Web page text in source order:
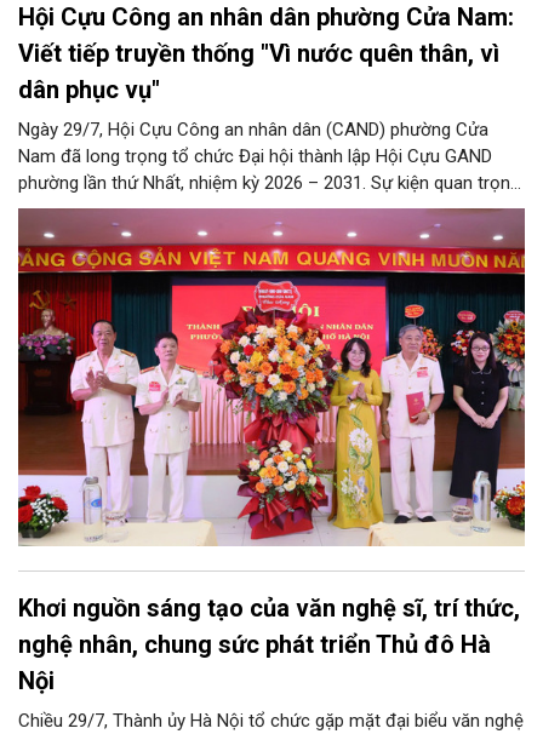
Hội Cựu Công an nhân dân phường Cửa Nam:
Viết tiếp truyền thống "Vì nước quên thân, vì
dân phục vụ"
Ngày 29/7, Hội Cựu Công an nhân dân (CAND) phường Cửa
Nam đã long trọng tổ chức Đại hội thành lập Hội Cựu GAND
phường lần thứ Nhất, nhiệm kỳ 2026 – 2031. Sự kiện quan trọng
này đánh dấu mốc kiện toàn tổ chức, mở ra chặng đường mới
nhằm tập hợp, đoàn kết và phát huy tối đa kinh nghiệm, trí tuệ
của lực lượng cựu CAND trong công tác giữ gìn an ninh trật tự,
phục vụ Nhân dân và phát triển địa phương.
Khơi nguồn sáng tạo của văn nghệ sĩ, trí thức,
nghệ nhân, chung sức phát triển Thủ đô Hà
Nội
Chiều 29/7, Thành ủy Hà Nội tổ chức gặp mặt đại biểu văn nghệ